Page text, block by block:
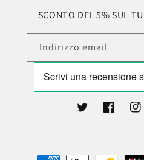
SCONTO DEL 5% SUL
Indirizzo email
TwitterFacebook
Metodi